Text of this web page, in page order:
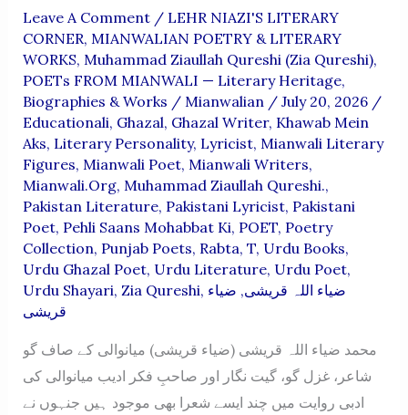
Leave A Comment / LEHR NIAZI'S LITERARY
CORNER, MIANWALIAN POETRY & LITERARY
WORKS, Muhammad Ziaullah Qureshi (Zia Qureshi),
POETs FROM MIANWALI — Literary Heritage,
Biographies & Works / Mianwalian / July 20, 2026 /
Educationali, Ghazal, Ghazal Writer, Khawab Mein
Aks, Literary Personality, Lyricist, Mianwali Literary
Figures, Mianwali Poet, Mianwali Writers,
Mianwali.org, Muhammad Ziaullah Qureshi.,
Pakistan Literature, Pakistani Lyricist, Pakistani
Poet, Pehli Saans Mohabbat Ki, POET, Poetry
Collection, Punjab Poets, Rabta, T, Urdu Books,
Urdu Ghazal Poet, Urdu Literature, Urdu Poet,
Urdu Shayari, Zia Qureshi, ضیاء اللہ قریشی, ضیاء
قریشی
محمد ضیاء اللہ قریشی (ضیاء قریشی) میانوالی کے صاف گو
شاعر، غزل گو، گیت نگار اور صاحبِ فکر ادیب میانوالی کی
ادبی روایت میں چند ایسے شعرا بھی موجود ہیں جنہوں نے